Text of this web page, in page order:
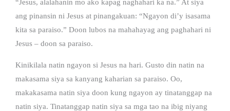
“Jesus, alalahanin mo ako kapag naghahari ka na.” At siya
ang pinansin ni Jesus at pinangakuan: “Ngayon di’y isasama
kita sa paraiso.” Doon lubos na mahahayag ang paghahari ni
Jesus – doon sa paraiso.
Kinikilala natin ngayon si Jesus na hari. Gusto din natin na
makasama siya sa kanyang kaharian sa paraiso. Oo,
makakasama natin siya doon kung ngayon ay tinatanggap na
natin siya. Tinatanggap natin siya sa mga tao na ibig niyang